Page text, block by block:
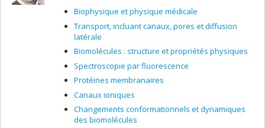
Biophysique et physique médicale
Transport, incluant canaux, pores et diffusion
latérale
Biomolécules : structure et propriétés physiques
Spectroscopie par fluorescence
Protéines membranaires
Canaux ioniques
Changements conformationnels et dynamiques
des biomolécules